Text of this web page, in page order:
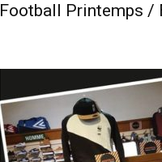
Football Printemps /